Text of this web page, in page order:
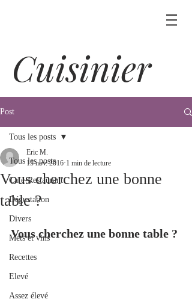
Cuisinier
Post
Tous les posts
Café-Restaurant
Dégustation
Divers
Mets et vins
Recettes
Elevé
Assez élevé
Tous les posts
Vous cherchez une bonne
table ?
Eric M.
15 nov. 2016 1 min de lecture
Vous cherchez une bonne table ?